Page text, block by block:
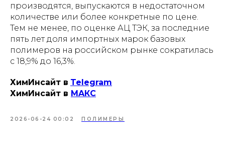
производятся, выпускаются в недостаточном
количестве или более конкретные по цене.
Тем не менее, по оценке АЦ ТЭК, за последние
пять лет доля импортных марок базовых
полимеров на российском рынке сократилась
с 18,9% до 16,3%.
ХимИнсайт в Telegram
ХимИнсайт в MAКС
2026-06-24 00:02 ПОЛИМЕРЫ